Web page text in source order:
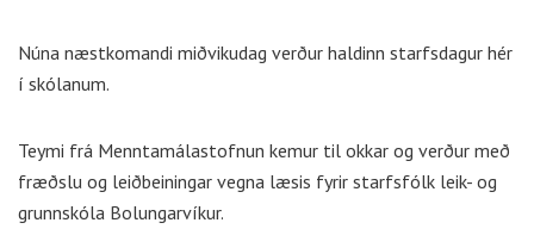
Núna næstkomandi miðvikudag verður haldinn starfsdagur hér
í skólanum.
Teymi frá Menntamálastofnun kemur til okkar og verður með
fræðslu og leiðbeiningar vegna læsis fyrir starfsfólk leik- og
grunnskóla Bolungarvíkur.